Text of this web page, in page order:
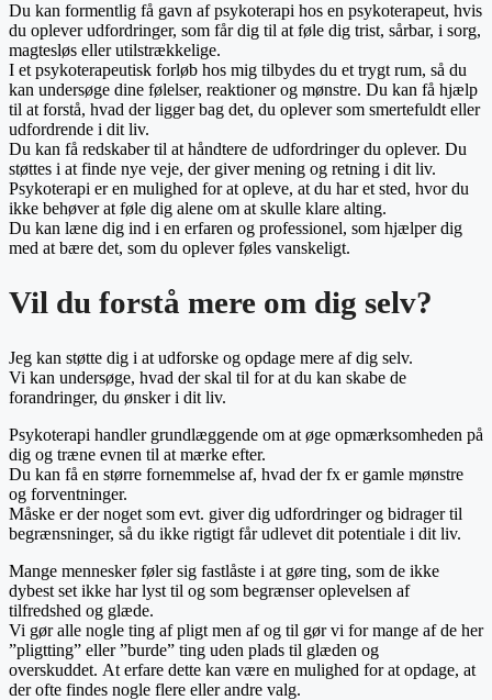
Du kan formentlig få gavn af psykoterapi hos en psykoterapeut, hvis
du oplever udfordringer, som får dig til at føle dig trist, sårbar, i sorg,
magtesløs eller utilstrækkelige.
I et psykoterapeutisk forløb hos mig tilbydes du et trygt rum, så du
kan undersøge dine følelser, reaktioner og mønstre. Du kan få hjælp
til at forstå, hvad der ligger bag det, du oplever som smertefuldt eller
udfordrende i dit liv.
Du kan få redskaber til at håndtere de udfordringer du oplever. Du
støttes i at finde nye veje, der giver mening og retning i dit liv.
Psykoterapi er en mulighed for at opleve, at du har et sted, hvor du
ikke behøver at føle dig alene om at skulle klare alting.
Du kan læne dig ind i en erfaren og professionel, som hjælper dig
med at bære det, som du oplever føles vanskeligt.
Vil du forstå mere om dig selv?
Jeg kan støtte dig i at udforske og opdage mere af dig selv.
Vi kan undersøge, hvad der skal til for at du kan skabe de
forandringer, du ønsker i dit liv.
Psykoterapi handler grundlæggende om at øge opmærksomheden på
dig og træne evnen til at mærke efter.
Du kan få en større fornemmelse af, hvad der fx er gamle mønstre
og forventninger.
Måske er der noget som evt. giver dig udfordringer og bidrager til
begrænsninger, så du ikke rigtigt får udlevet dit potentiale i dit liv.
Mange mennesker føler sig fastlåste i at gøre ting, som de ikke
dybest set ikke har lyst til og som begrænser oplevelsen af
tilfredshed og glæde.
Vi gør alle nogle ting af pligt men af og til gør vi for mange af de her
”pligtting” eller ”burde” ting uden plads til glæden og
overskuddet. At erfare dette kan være en mulighed for at opdage, at
der ofte findes nogle flere eller andre valg.